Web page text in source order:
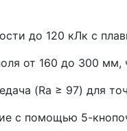
до 120 кЛк с
от 160 до 300 мм,
(Ra ≥ 97) для
с помощью 5-